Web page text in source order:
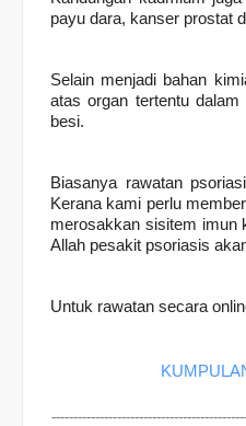
payu dara, kanser prostat
Selain menjadi bahan
atas organ tertentu
besi.
Biasanya rawatan
Kerana kami perlu
merosakkan sisitem imun
Allah pesakit psoriasis
Untuk rawatan secara